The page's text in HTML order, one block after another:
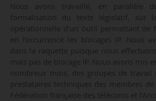
Nous avons travaillé, en parallèle
formalisation du texte législatif, sur
opérationnelle d’un outil permettant de
en l’occurrence les blocages IP. Nous
dans la raquette puisque nous
mais pas de blocage IP. Nous avons mis
nombreux mois, des groupes de travail
prestataires techniques des membres de
Fédération française des télécoms et